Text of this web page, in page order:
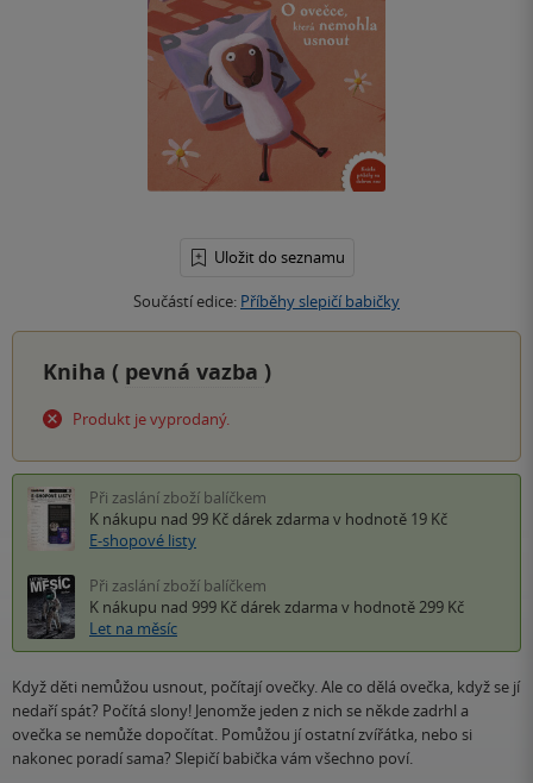
Uložit do seznamu
Součástí edice: Příběhy slepičí babičky
Kniha ( pevná vazba )
Produkt je vyprodaný.
Při zaslání zboží balíčkem
K nákupu nad 99 Kč dárek zdarma v hodnotě 19 Kč
E-shopové listy
Při zaslání zboží balíčkem
K nákupu nad 999 Kč dárek zdarma v hodnotě 299 Kč
Let na měsíc
Když děti nemůžou usnout, počítají ovečky. Ale co dělá ovečka, když se jí
nedaří spát? Počítá slony! Jenomže jeden z nich se někde zadrhl a
ovečka se nemůže dopočítat. Pomůžou jí ostatní zvířátka, nebo si
nakonec poradí sama? Slepičí babička vám všechno poví.